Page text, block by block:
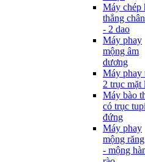
Máy chép
thẳng
- 2 dao
Máy phay
mộng âm
dương
Máy phay
2 trục mặt
Máy bào
có trục tupi
đứng
Máy phay
mộng
- mộng